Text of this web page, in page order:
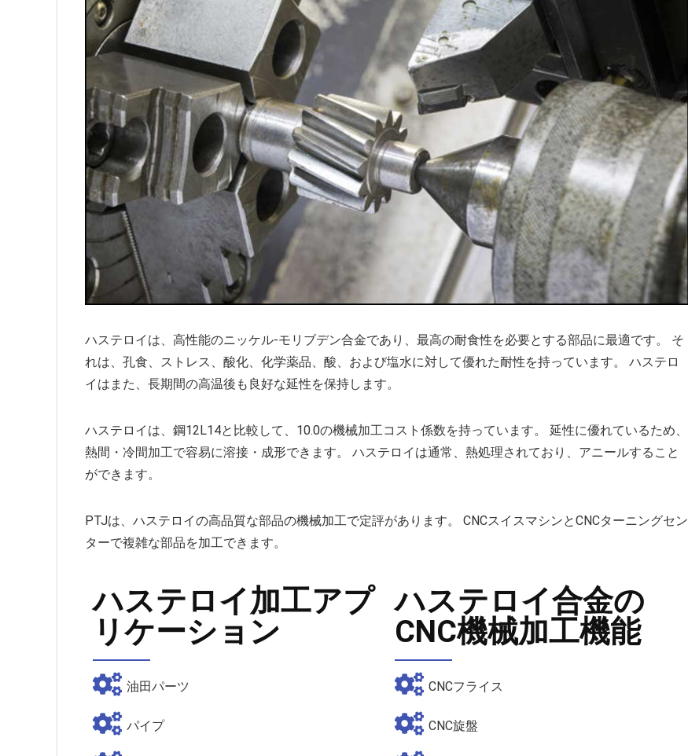
LEDライト部品 ダイカストサービス
カスタムメカニカルキーボードはなぜ人気なのか？
CNC加工サービスによるCCTV機器アクセサリー不足の解消
カスタムバイクのパーツを近くで入手する方法
CNC加工が精密部品業界を変える
複雑な部品の精密加工時の注意点
CNC機械加工会社とは？
2022年 中国におけるCNC工作機械の開発動向
アルミニウム高速加工ガイドの決定版
CNC加工用工具と送り装置の選び方
CNC機械加工部品の材料選択時の考慮点
2025年における日本の機械加工業界への影響
ハステロイは、高性能のニッケル-モリブデン合金であり、最高の耐食性を必要とする部品に最適です。 そ
れは、孔食、ストレス、酸化、化学薬品、酸、および塩水に対して優れた耐性を持っています。 ハステロ
イはまた、長期間の高温後も良好な延性を保持します。
ハステロイは、鋼12L14と比較して、10.0の機械加工コスト係数を持っています。 延性に優れているため、
熱間・冷間加工で容易に溶接・成形できます。 ハステロイは通常、熱処理されており、アニールすること
ができます。
PTJは、ハステロイの高品質な部品の機械加工で定評があります。 CNCスイスマシンとCNCターニングセン
ターで複雑な部品を加工できます。
ハステロイ加工アプ
リケーション
油田パーツ
パイプ
ハステロイ合金の
CNC機械加工機能
CNCフライス
CNC旋盤